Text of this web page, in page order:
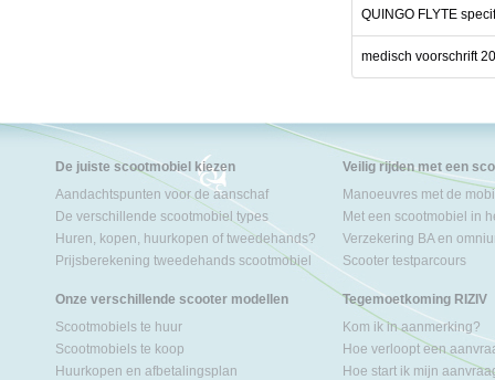
QUINGO FLYTE
medisch voorschrift
De juiste scootmobiel kiezen
Aandachtspunten voor de aanschaf
De verschillende scootmobiel types
Huren, kopen, huurkopen of tweedehands?
Prijsberekening tweedehands scootmobiel
Onze verschillende scooter modellen
Scootmobiels te huur
Scootmobiels te koop
Huurkopen en afbetalingsplan
Veilig rijden met een
Manoeuvres met de
Met een scootmobiel in
Verzekering BA en
Scooter testparcours
Tegemoetkoming RIZIV
Kom ik in aanmerking?
Hoe verloopt een
Hoe start ik mijn